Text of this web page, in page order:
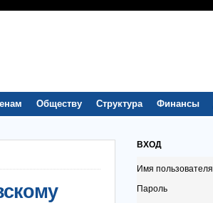
Обществу Структура Финансы
ВХОД
Имя пользователя
Пароль